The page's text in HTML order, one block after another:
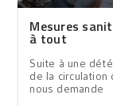
Mesures
à tout
Suite à une
de la circulation
nous demande